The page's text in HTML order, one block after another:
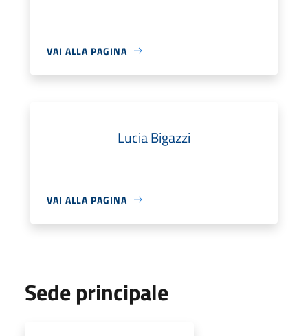
VAI ALLA PAGINA
Lucia Bigazzi
VAI ALLA PAGINA
Sede principale